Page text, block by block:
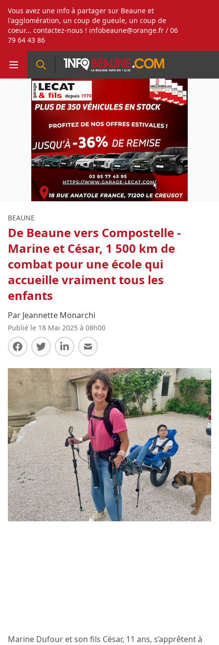
Vous avez une info à partager sur Beaune et
l'agglomération, un coup de gueule, un coup de
coeur... contactez-nous ! infobeaune@orange.fr / 06
79 64 43 86
BEAUNE
De Beaune vers Compostelle -
Marine et César, 1 500 km de
combat pour une école qui
accueille vraiment tous les
enfants
Par Jeannette Monarchi
Publié le 18 Mai 2025 à 08h00
Partager sur Facebook
Partager sur Twitter
Partager sur LinkedIn
Partager par E-mail
Marine Dufour et son fils César, 11 ans, s’apprêtent à